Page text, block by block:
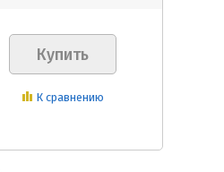
К сравнению